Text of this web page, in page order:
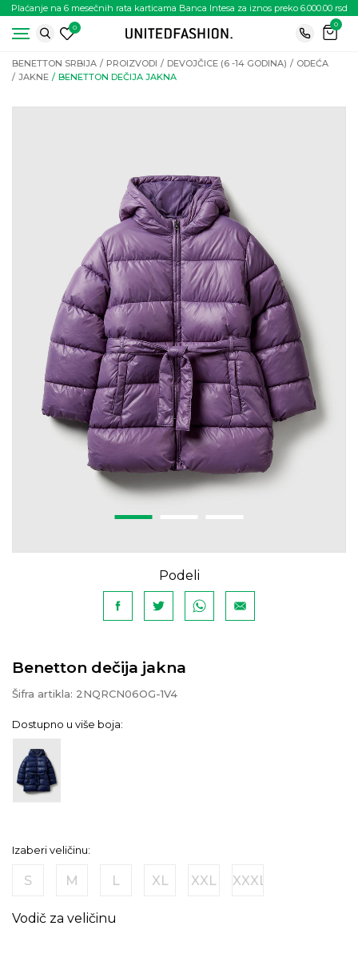
Plaćanje na 6 mesečnih rata karticama Banca Intesa za iznos preko 6.000.00 rsd
0
0
BENETTON SRBIJA PROIZVODI DEVOJČICE (6 -14 GODINA)
ODEĆA
JAKNE
BENETTON DEČIJA JAKNA
Podeli
Benetton dečija jakna
Šifra artikla: 2NQRCN06OG-1V4
Dostupno u više boja:
Izaberi veličinu:
S M L XL XXL XXXL
Vodič za veličinu